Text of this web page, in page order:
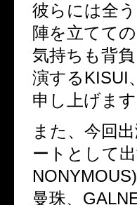
彼らには全
陣を立てて
気持ちも背
演するKISUI
申し上げます
また、今回
ートとして
曼珠、